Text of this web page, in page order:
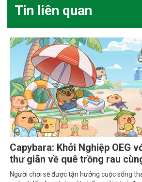
Tin liên quan
Capybara: Khởi Nghiệp OEG
thư giãn về quê trồng rau
Người chơi sẽ được tận hưởng cuộc sống